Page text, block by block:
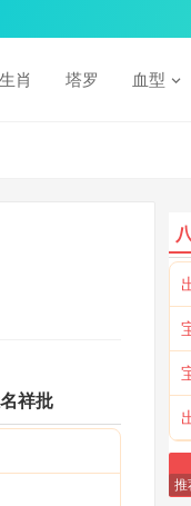
生肖 塔罗 血型
祥批
推